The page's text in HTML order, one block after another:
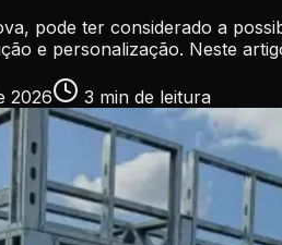
pode ter considerado a
e personalização. Neste
2026 3 min de leitura